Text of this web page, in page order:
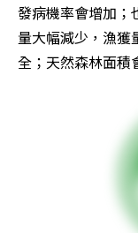
發病機率會增加；
量大幅減少，漁獲
全；天然森林面積